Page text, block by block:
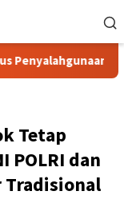
BBM
Tetap
POLRI dan
Tradisional